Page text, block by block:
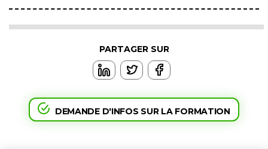
DEMANDE D'INFOS SUR LA FORMATION
PARTAGER SUR